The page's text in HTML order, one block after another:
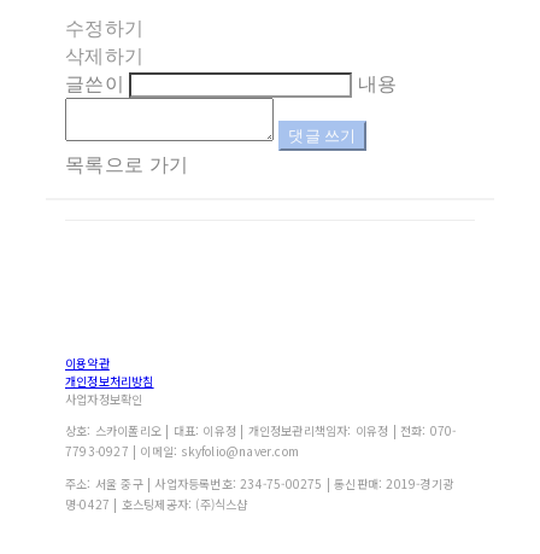
수정하기
삭제하기
글쓴이
내용
댓글 쓰기
목록으로 가기
이용약관
개인정보처리방침
사업자정보확인
상호: 스카이폴리오 | 대표: 이유정 | 개인정보관리책임자: 이유정 | 전화: 070-
7793-0927 | 이메일: skyfolio@naver.com
주소: 서울 중구 | 사업자등록번호: 234-75-00275 | 통신판매: 2019-경기광
명-0427 | 호스팅제공자: (주)식스샵